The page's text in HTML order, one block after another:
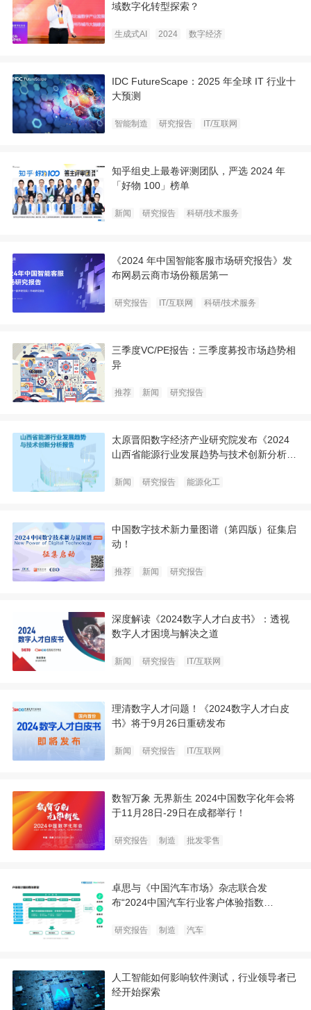
域数字化转型探索？
生成式AI 2024 数字经济
IDC FutureScape：2025 年全球 IT 行业十
大预测
智能制造 研究报告 IT/互联网
知乎组史上最卷评测团队，严选 2024 年
「好物 100」榜单
新闻 研究报告 科研/技术服务
《2024 年中国智能客服市场研究报告》发
布网易云商市场份额居第一
研究报告 IT/互联网 科研/技术服务
三季度VC/PE报告：三季度募投市场趋势相
异
推荐 新闻 研究报告
太原晋阳数字经济产业研究院发布《2024
山西省能源行业发展趋势与技术创新分析报
新闻 研究报告 能源化工
中国数字技术新力量图谱（第四版）征集启
动！
推荐 新闻 研究报告
深度解读《2024数字人才白皮书》：透视
数字人才困境与解决之道
新闻 研究报告 IT/互联网
理清数字人才问题！《2024数字人才白皮
书》将于9月26日重磅发布
新闻 研究报告 IT/互联网
数智万象 无界新生 2024中国数字化年会将
于11月28日-29日在成都举行！
研究报告 制造 批发零售
卓思与《中国汽车市场》杂志联合发
布“2024中国汽车行业客户体验指数
研究报告 制造 汽车
人工智能如何影响软件测试，行业领导者已
经开始探索